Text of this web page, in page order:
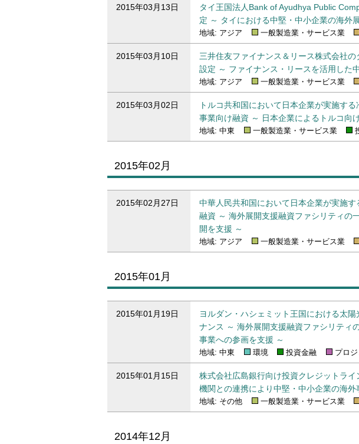
2015年03月13日
タイ王国法人Bank of Ayudhya Public
定 ～ タイにおける中堅・中小企業の海外
地域: アジア 一般製造業・サービス業
2015年03月10日
三井住友ファイナンス＆リース株式会社
設定 ～ ファイナンス・リースを活用した
地域: アジア 一般製造業・サービス業
2015年03月02日
トルコ共和国において日本企業が実施す
事業向け融資 ～ 日本企業によるトルコ向
地域: 中東 一般製造業・サービス業
2015年02月
2015年02月のプレスリリース一覧
2015年02月27日
中華人民共和国において日本企業が実施
融資 ～ 海外展開支援融資ファシリティの
開を支援 ～
地域: アジア 一般製造業・サービス業
2015年01月
2015年01月のプレスリリース一覧
2015年01月19日
ヨルダン・ハシェミット王国における太
ナンス ～ 海外展開支援融資ファシリティ
事業への参画を支援 ～
地域: 中東 環境 投資金融 プロ
2015年01月15日
株式会社広島銀行向け投資クレジットラ
機関との連携により中堅・中小企業の海外
地域: その他 一般製造業・サービス業
2014年12月